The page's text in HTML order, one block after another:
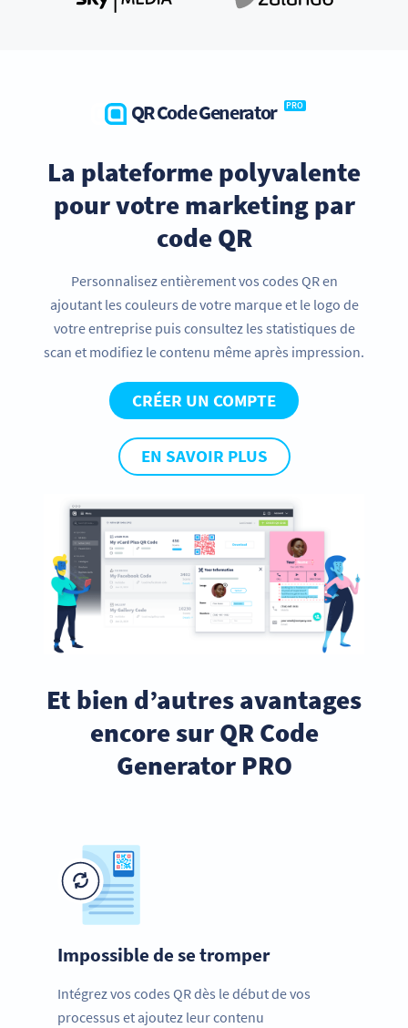
QR Code Generator PRO
La plateforme polyvalente
pour votre marketing par
code QR
Personnalisez entièrement vos codes QR en
ajoutant les couleurs de votre marque et le logo de
votre entreprise puis consultez les statistiques de
scan et modifiez le contenu même après impression.
CRÉER UN COMPTE
EN SAVOIR PLUS
Et bien d’autres avantages
encore sur QR Code
Generator PRO
Impossible de se tromper
Intégrez vos codes QR dès le début de vos
processus et ajoutez leur contenu